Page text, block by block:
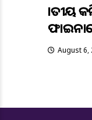
ଜାତୀୟ
August 6,